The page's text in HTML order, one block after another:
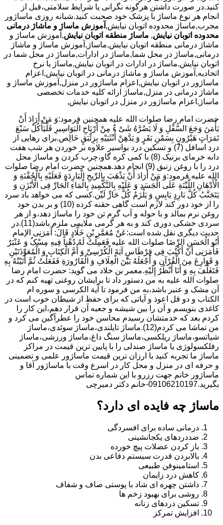
کنید.در صورت داشتن هرگونه نگرانی یا شرایط سلامتی،قبل از
انجام هر نوع ماساژ با پزشک خود صحبت کنید.شبانه روزی ماساژور
مجرب,ماساژ محدوده اتوبان نیایش, آموزش ماساژ و ماشاژ درمانی
محدوده اتوبان نیایش, ماساژ منطقه اتوبان نیایش,آموزش ماساژ و
ماشاژ درمانی منطقه اتوبان نیایش,ماساژ,آموزش ماساژ و ماشاژ
درمانی,ماساژ در محل شما,ماساژ در ادارات,ماساژ در محل شما در
اتوبان نیایش,ماساژ در ادارات در اتوبان نیایش,ماساژ با نرخ
اتحادیه,آموزش ماساژ و ماشاژ درمانی در اتوبان نیایش,اعزام
ماساژور در اتوبان نیایش,اعزام ماساژور در منزل,آموزش ماساژ و
ماشاژ درمانی در منزل,ماساژ ارائه کلیه خدمات تخصصی
ماساژ,اعزام ماساژور در منزل در اتوبان نیایش,
حضرت امام رضا صلوات الله علیه همچنین فرمود:وَ مَنْ أَرَادَ أَنْ
یَأْمَنَ وَجَعَ السُّفْلِ وَ لَا یَضُرَّهُ شَیْ ءٌ مِنْ أَرْیَاحِ الْبَوَاسِیرِ فَلْیَأْکُلْ سَبْعَ
تَمَرَاتٍ هَیْرُونٍ بِسَمْنِ بَقَرٍ وَ یَدَّهِنْ أُنْثَیَیْهِ بِزِئْبَقٍ خَالِص.برای رهایی از
درد اسافل (7) و تسکین درد بواسیر علاوه بر خوردن هر شب هفت
دانه خرمای برنیک (8) با کمی کره گاو،چرب کردن و ماساژ محل
درد را با روغن زنبق (9) انجام دهد.همچنین حضرت امام رضا صلوات
الله علیه فرمود:وَ مَنْ أَرَادَ أَنْ یَذْهَبَ بِالرِّیحِ الْبَارِدَةِ فَعَلَیْهِ بِالْحُقْنَةِ وَ
الْأَدْهَانِ اللَّیِّنَةِ عَلَى الْجَسَدِ وَ عَلَیْهِ بِالتَّکْمِیدِ بِالْمَاءِ الْحَارِّ فِی الْأَبْزَنِ وَ
یَتَجَنَّبُ کُلَّ بَارِدٍ یَابِسٍ وَ یَلْزَمُ کُلَّ حَارٍّ لَیِّن.کسی که می خواهد باد سرد
را از خود دور کند لازم است گاهی حقنه کرده (10) و بر بدن خود
روغن نرم بمالد و با حوله و آب گرم تن خود را ماساژ دهد،و از هر
سردی خشکی دوری کند و به هر گرمی ملایمی ملزم باشد(11).در
حدیث دیگری نقل شده است:عَنْ مُعَمَّرِ بْنِ خَلَّادٍ قَالَ: أَمَرَنِی الإمام
أَبُو الْحَسَنِ الرِّضَا صلوات الله علیه فَعَمِلْتُ لَهُ دُهْناً فِیهِ مِسْکٌ وَ عَنْبَرٌ
فَأَمَرَنِی أَنْ أَکْتُبَ فِی قِرْطَاسٍ آیَةَ الْکُرْسِیِّ وَ أُمَّ الْکِتَابِ وَ الْمُعَوِّذَتَیْنِ
وَ قَوَارِعَ مِنَ الْقُرْآنِ وَ أَجْعَلَهُ بَیْنَ الْغِلَافِ وَ الْقَارُورَةِ فَفَعَلْتُ ثُمَّ أَتَیْتُهُ بِهِ
فَتَغَلَّفَ بِهِ وَ أَنَا أَنْظُرُ إِلَیْهِ.معمر بن خلاد می گوید: حضرت امام رضا
صلوات الله علیه به من دستور داد تا برایشان روغنى تهیه کنم که در
آن مشک و عنبر باشد،به من فرمود تا آیة الکرسى و سوره ام
الکتاب و دو قل اعوذ و آیاتى که براى حفظ از شیطان خوب است در
کاغذى بنویسم و آن را بین شیشه و جعبه آن قرار دهم،این کار را
کردم بعد که خدمتشان رسیدم محاسن خود را عطرآگین می کرد و
من تماشا می کردم(12).ماساژ تایلندی،ماساژ سوئدی،ماساژ
شیاتسو،ماساژ ریلکسی،ماساژ سنگ داغ،ماساژ ورزشی،ماساژ
رفلکسولوژی یا ماساژ صندلی را با پایین ترین قیمت در مراکز
ماساژ ما تجربه کنید با ارزان ترین قیمت ماساژور علمی و تضمینی
و حرفه ای در منزل و محل کار در اسرع وقت با ماساژور آقا و
ماساژور خانم جهت رزرو با این شماره تماس
بگیرید.09106210197-خانم دکتر دمیرچی
ماساژ چه فایده ای دارد؟
درمانی ساده برای افسردگی
ضددردهای یکجانشینی
باز کردن عضلات پیچ خورده
بالابردن قدرت سیستم دفاعی بدن
استامینوفن طبیعی
کاهش درد زایمان
داشتن چهره ای شاد با پوستی صاف و شفاف
روشی برای بهبود زخم ها
تسکین دردهای زنانه
افزایش تمرکز